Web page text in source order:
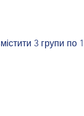
3 групи по